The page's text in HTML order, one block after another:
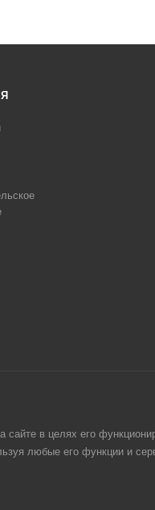
в целях его
любые его функции и